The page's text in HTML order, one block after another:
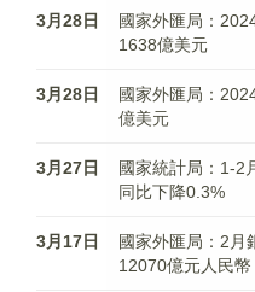
3月28日
國家外匯局：
1638億美元
3月28日
國家外匯局：
億美元
3月27日
國家統計局：1-2
同比下降0.3%
3月17日
國家外匯局：2月
12070億元人民幣